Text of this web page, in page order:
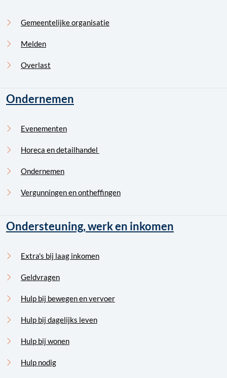
Gemeentelijke organisatie
Melden
Overlast
Ondernemen
Evenementen
Horeca en detailhandel
Ondernemen
Vergunningen en ontheffingen
Ondersteuning, werk en inkomen
Extra's bij laag inkomen
Geldvragen
Hulp bij bewegen en vervoer
Hulp bij dagelijks leven
Hulp bij wonen
Hulp nodig